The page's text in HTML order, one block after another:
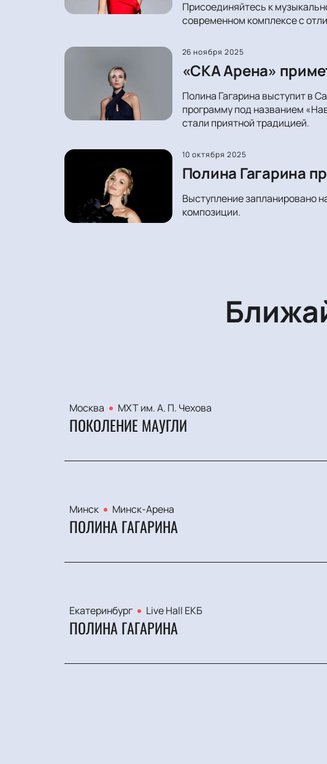
Присоединяйтесь к
современном комплексе с
26 ноября 2025
«СКА Арена»
Полина Гагарина выступит в
программу под названием
стали приятной традицией.
10 октября 2025
Полина Гагарина
Выступление запланировано
композиции.
Москва МХТ им. А. П. Чехова
ПОКОЛЕНИЕ МАУГЛИ
Минск Минск-Арена
ПОЛИНА ГАГАРИНА
Екатеринбург Live Hall ЕКБ
ПОЛИНА ГАГАРИНА